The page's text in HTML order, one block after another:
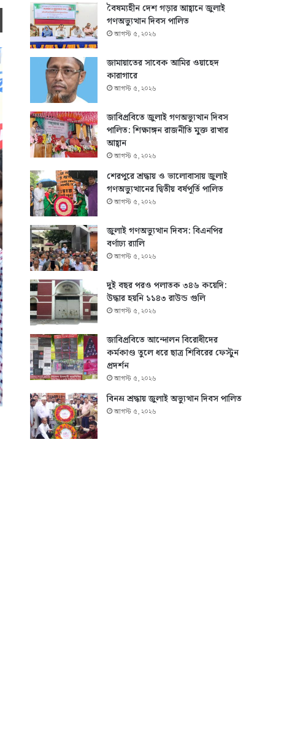
Print
বৈষম্যহীন দেশ গড়ার আহ্বানে জুলাই
গণঅভ্যুত্থান দিবস পালিত
আগস্ট ৫, ২০২৬
জামায়াতের সাবেক আমির ওয়াহেদ
কারাগারে
আগস্ট ৫, ২০২৬
জাবিপ্রবিতে জুলাই গণঅভ্যুত্থান দিবস
পালিত: শিক্ষাঙ্গন রাজনীতি মুক্ত রাখার
আহ্বান
আগস্ট ৫, ২০২৬
শেরপুরে শ্রদ্ধায় ও ভালোবাসায় জুলাই
গণঅভ্যুত্থানের দ্বিতীয় বর্ষপূর্তি পালিত
আগস্ট ৫, ২০২৬
জুলাই গণঅভ্যুত্থান দিবস: বিএনপির
বর্ণাঢ্য র‍্যালি
আগস্ট ৫, ২০২৬
দুই বছর পরও পলাতক ৩৪৬ কয়েদি:
উদ্ধার হয়নি ১১৪৩ রাউন্ড গুলি
আগস্ট ৫, ২০২৬
জাবিপ্রবিতে আন্দোলন বিরোধীদের
কর্মকাণ্ড তুলে ধরে ছাত্র শিবিরের ফেস্টুন
প্রদর্শন
আগস্ট ৫, ২০২৬
বিনম্র শ্রদ্ধায় জুলাই অভ্যুত্থান দিবস পালিত
আগস্ট ৫, ২০২৬